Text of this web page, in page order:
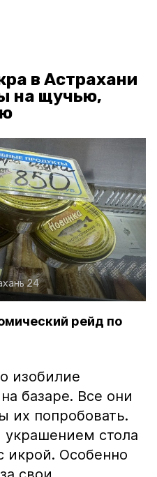
в Астрахани
на щучью,
24
рейд по
изобилие
базаре. Все они
их попробовать.
стола
икрой. Особенно